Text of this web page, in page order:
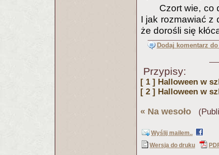
Czort wie, co
I jak rozmawiać z
że dorośli się
Dodaj komentarz
Przypisy:
[ 1 ] Halloween w
[ 2 ] Halloween w
« Na wesoło
Wyślij mailem..
Wersja do druku